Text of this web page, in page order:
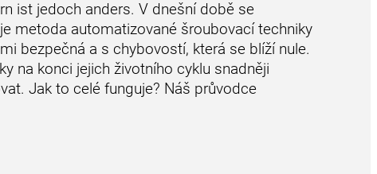
ist jedoch anders. V dnešní době se
metoda automatizované šroubovací techniky
bezpečná a s chybovostí, která se blíží nule.
na konci jejich životního cyklu snadněji
Jak to celé funguje? Náš průvodce